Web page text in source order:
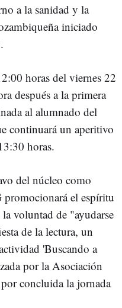
a la sanidad y la
iniciado
horas del viernes 22
después a la primera
al alumnado del
continuará un aperitivo
horas.
del núcleo como
promocionará el espíritu
voluntad de "ayudarse
de la lectura, un
'Buscando a
por la Asociación
concluida la jornada